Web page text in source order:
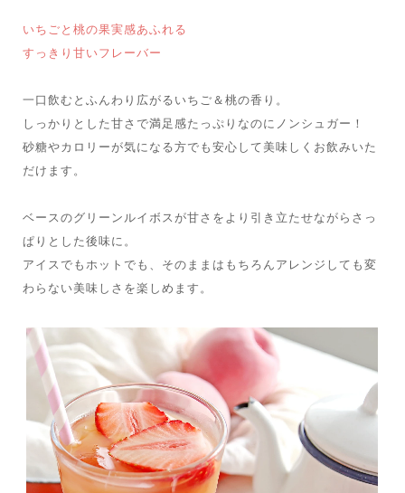
いちごと桃の果実感あふれる
すっきり甘いフレーバー
一口飲むとふんわり広がるいちご＆桃の香り。
しっかりとした甘さで満足感たっぷりなのにノンシュガー！
砂糖やカロリーが気になる方でも安心して美味しくお飲みいた
だけます。
ベースのグリーンルイボスが甘さをより引き立たせながらさっ
ぱりとした後味に。
アイスでもホットでも、そのままはもちろんアレンジしても変
わらない美味しさを楽しめます。